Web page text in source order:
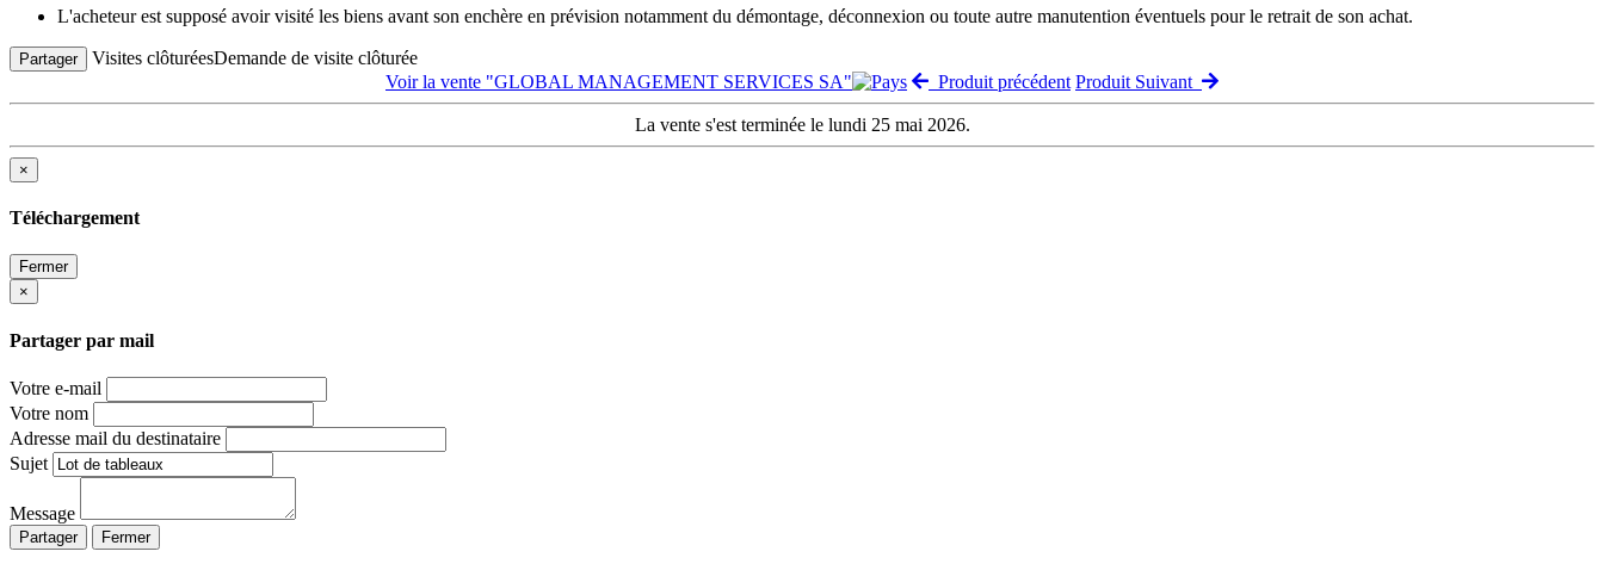
L'acheteur est supposé avoir visité les biens avant son enchère en prévision notamment du démontage, déconnexion ou toute autre manutention éventuels pour le retrait de son achat.
Partager Visites clôturéesDemande de visite clôturée
Voir la vente "GLOBAL MANAGEMENT SERVICES SA"
Produit précédent Produit Suivant
La vente s'est terminée le lundi 25 mai 2026.
×
Téléchargement
Fermer
×
Partager par mail
Votre e-mail
Votre nom
Adresse mail du destinataire
Sujet
Message
Partager Fermer